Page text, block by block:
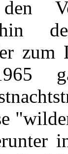
hin
zum